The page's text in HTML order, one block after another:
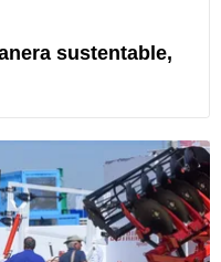
sustentable,